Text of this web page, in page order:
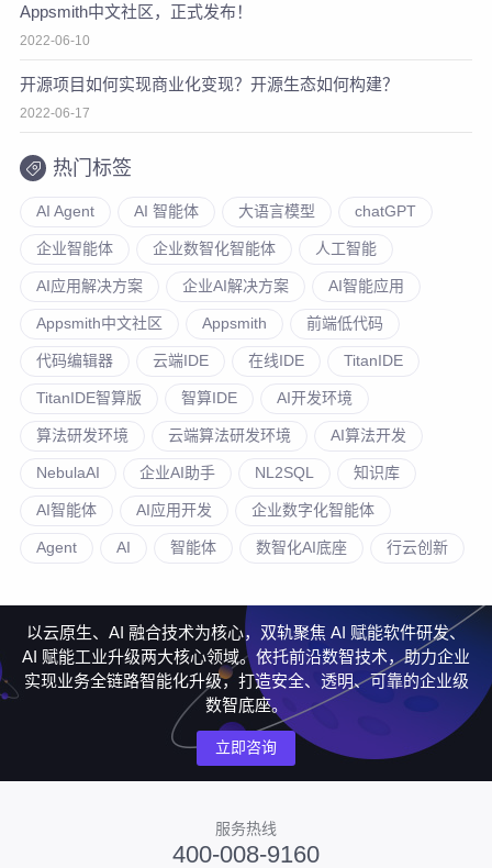
Appsmith中文社区，正式发布！
2022-06-10
开源项目如何实现商业化变现？开源生态如何构建？
2022-06-17
热门标签
AI Agent AI 智能体 大语言模型 chatGPT
企业智能体 企业数智化智能体 人工智能
AI应用解决方案 企业AI解决方案 AI智能应用
Appsmith中文社区 Appsmith 前端低代码
代码编辑器 云端IDE 在线IDE TitanIDE
TitanIDE智算版 智算IDE AI开发环境
算法研发环境 云端算法研发环境 AI算法开发
NebulaAI 企业AI助手 NL2SQL 知识库
AI智能体 AI应用开发 企业数字化智能体
Agent AI 智能体 数智化AI底座 行云创新
以云原生、AI 融合技术为核心，双轨聚焦 AI 赋能软件研发、
AI 赋能工业升级两大核心领域。依托前沿数智技术，助力企业
实现业务全链路智能化升级，打造安全、透明、可靠的企业级
数智底座。
立即咨询
服务热线
400-008-9160